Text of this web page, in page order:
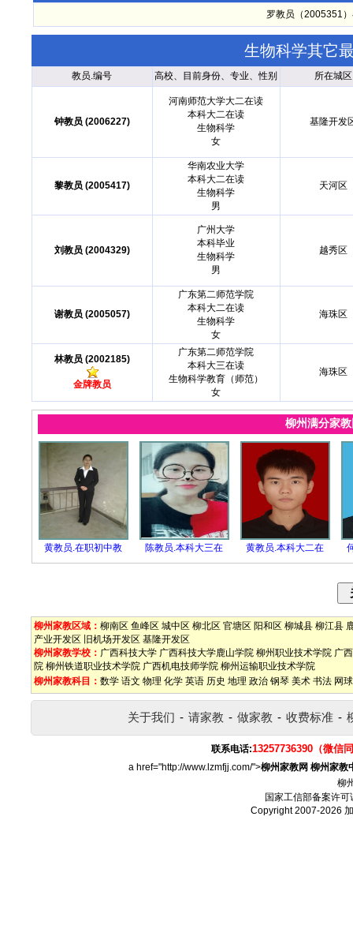
罗教员（2005351
生物科学其它
教员.编号 高校、目前身份、专业、性别 所在城区
钟教员 (2006227)
河南师范大学大二在读
本科大二在读
生物科学
女
基隆开发
黎教员 (2005417)
华南农业大学
本科大二在读
生物科学
男
天河区
刘教员 (2004329)
广州大学
本科毕业
生物科学
男
越秀区
谢教员 (2005057)
广东第二师范学院
本科大二在读
生物科学
女
海珠区
林教员 (2002185)
金牌教员
广东第二师范学院
本科大三在读
生物科学教育（师范）
女
海珠区
柳州满分家
黄教员.在职初中教 陈教员.本科大三在 黄教员.本科大二在
柳州家教区域： 柳南区 鱼峰区 城中区 柳北区 官塘区 阳和区 柳城县 柳江县
产业开发区
旧机场开发区 基隆开发区
柳州家教学校： 广西科技大学 广西科技大学鹿山学院 柳州职业技术学院 广
院 柳州铁道职业技术学院 广西机电技师学院 柳州运输职业技术学院
柳州家教科目： 数学 语文 物理 化学 英语 历史 地理 政治 钢琴 美术 书法 网球
关于我们 - 请家教 - 做家教 - 收费标准 -
联系电话:13257736390（微信
a href="http://www.lzmfjj.com/">柳州家教网 柳州家教
柳
国家工信部备案许可
Copyright 2007-2026